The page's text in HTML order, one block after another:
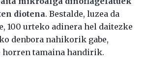
diotena. Bestalde, luzea da
100 urteko adinera hel daitezke
denbora nahikorik gabe,
tamaina handirik.